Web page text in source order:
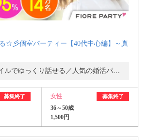
カウントで最新情報を配信中！
の中から
の優良結婚相談所をご紹介
☆彡個室パーティー【40代中心編】～真
＼着席スタイルでゆっくり話せる／人気の婚活パーティー・街コン
募集終了 女性 募集終了
36～50歳
1,500円